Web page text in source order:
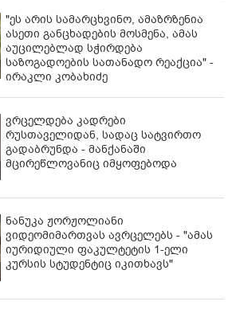
"ეს არის სამარცხვინო, ამაზრზენია
ასეთი განცხადების მოსმენა, ამას
აუცილებლად სჭირდება
საზოგადოების სათანადო რეაქცია" -
ირაკლი კობახიძე
ვრცელდება კადრები
რუსთაველიდან, სადაც სატვირთო
გადაბრუნდა - მანქანაში
მცირეწლოვანიც იმყოფებოდა
ნანუკა ჟორჟოლიანი
ვიდეომიმართვას ავრცელებს - "ამას
იურიდიული ფაკულტეტის 1-ელი
კურსის სტუდენტიც იკითხავს"